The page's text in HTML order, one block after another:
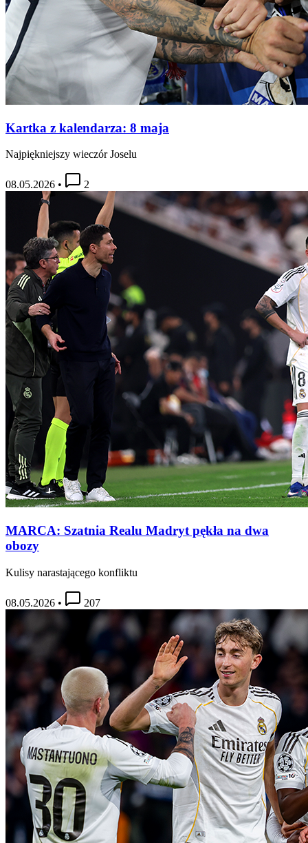
Kartka z kalendarza: 8 maja
Najpiękniejszy wieczór Joselu
08.05.2026 • 2
MARCA: Szatnia Realu Madryt pękła na dwa
obozy
Kulisy narastającego konfliktu
08.05.2026 • 207